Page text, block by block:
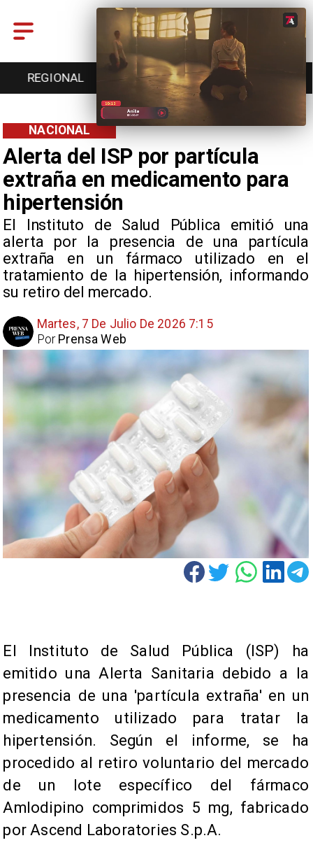
ENTRETENCIÓN DEPORTES CULTURA
Alerta del ISP por partícula
extraña en medicamento para
hipertensión
El Instituto de Salud Pública emitió una
alerta por la presencia de una partícula
extraña en un fármaco utilizado en el
tratamiento de la hipertensión, informando
su retiro del mercado.
NACIONAL
Martes, 7 De Julio De 2026 7:15
Prensa Web
Por
El Instituto de Salud Pública (ISP) ha
emitido una Alerta Sanitaria debido a la
presencia de una 'partícula extraña' en un
medicamento utilizado para tratar la
hipertensión. Según el informe, se ha
procedido al retiro voluntario del mercado
de un lote específico del fármaco
Amlodipino comprimidos 5 mg, fabricado
por Ascend Laboratories S.p.A.